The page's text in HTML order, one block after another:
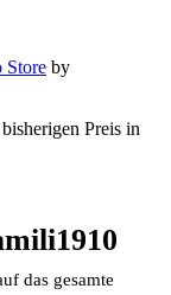
Store by
Preis in
das gesamte